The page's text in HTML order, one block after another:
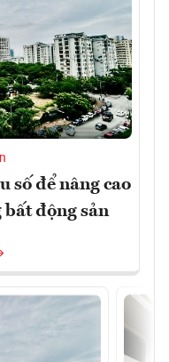
số để nâng cao
động sản